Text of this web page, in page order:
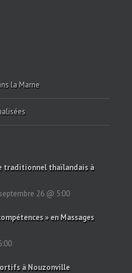
la Marne
traditionnel thaïlandais à
septembre 26 @ 5:00
» en Massages
à Nouzonville